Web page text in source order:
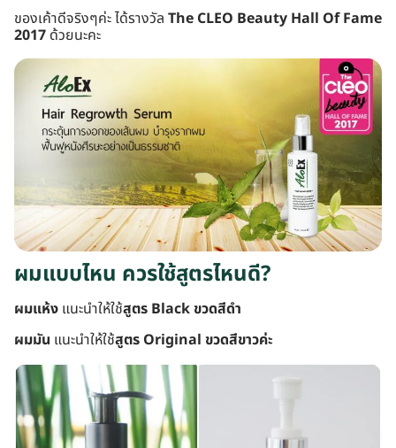
ของเค้าดีจริงๆค่ะ ได้รางวัล The CLEO Beauty Hall Of Fame
2017 ด้วยนะคะ
ผมแบบไหน ควรใช้สูตรไหนดี?
ผมแห้ง แนะนำให้ใช้สูตร Black ขวดสีดำ
ผมมัน แนะนำให้ใช้สูตร Original ขวดสีขาวค่ะ